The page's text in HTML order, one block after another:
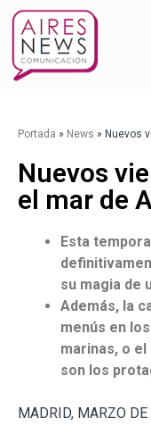
Portada » News » Nuevos
Nuevos
el mar de
Esta
su magia de
Además, la
menús en
marinas, o
son los
MADRID, MARZO